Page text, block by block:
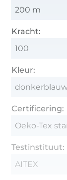
200 m
Kracht:
100
Kleur:
Certificering:
Oeko-Tex
Testinstituut:
AITEX